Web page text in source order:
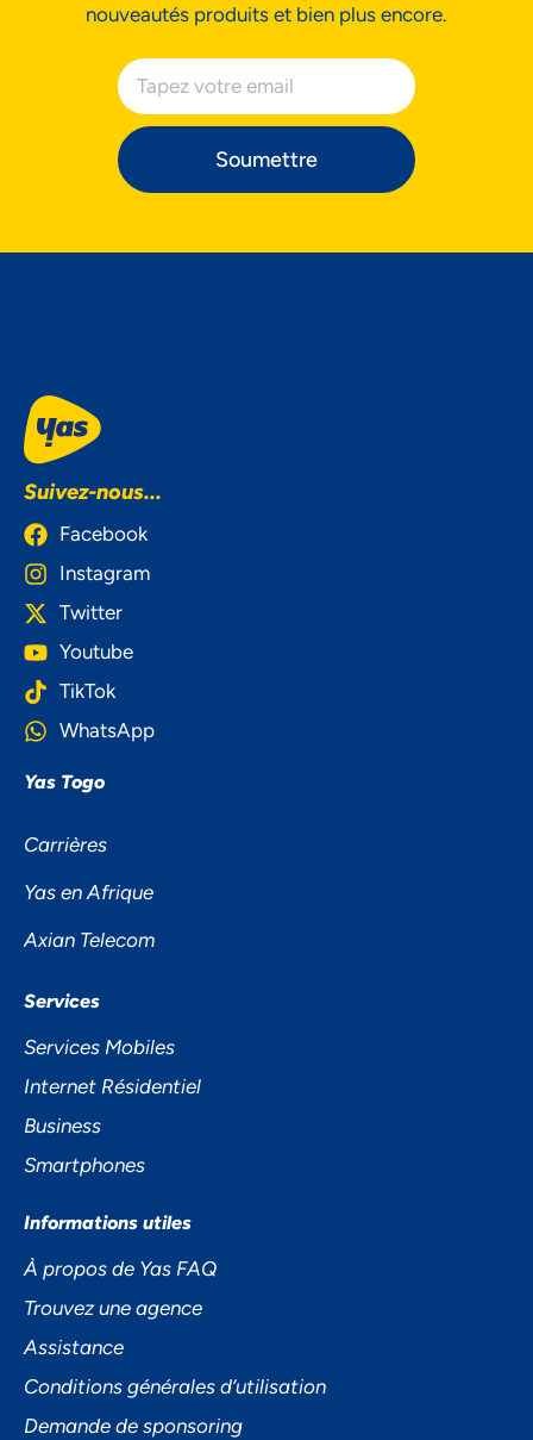
nouveautés produits et bien plus encore.
Soumettre
Suivez-nous...
Facebook
Instagram
Twitter
Youtube
TikTok
WhatsApp
Yas Togo
Carrières
Yas en Afrique
Axian Telecom
Services
Services Mobiles
Internet Résidentiel
Business
Smartphones
Informations utiles
À propos de Yas FAQ
Trouvez une agence
Assistance
Conditions générales d’utilisation
Demande de sponsoring
L'IMPORTANCE À VOTRE VIE
PRIVÉE
Préférences